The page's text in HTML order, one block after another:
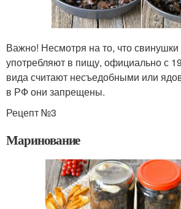
Важно! Несмотря на то, что свинушки
употребляют в пищу, официально с
вида считают несъедобными или
в РФ они запрещены.
Рецепт №3
Маринование